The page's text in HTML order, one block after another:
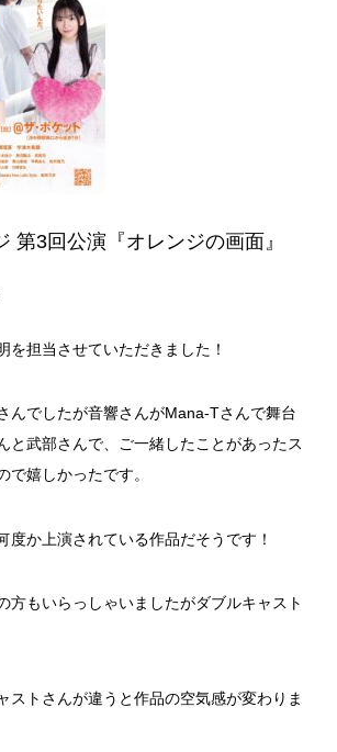
第3回公演『オレンジの画面』
を担当させていただきました！
んでしたが音響さんがMana-Tさんで舞台
と武部さんで、ご一緒したことがあったス
で嬉しかったです。
度か上演されている作品だそうです！
方もいらっしゃいましたがダブルキャスト
ストさんが違うと作品の空気感が変わりま